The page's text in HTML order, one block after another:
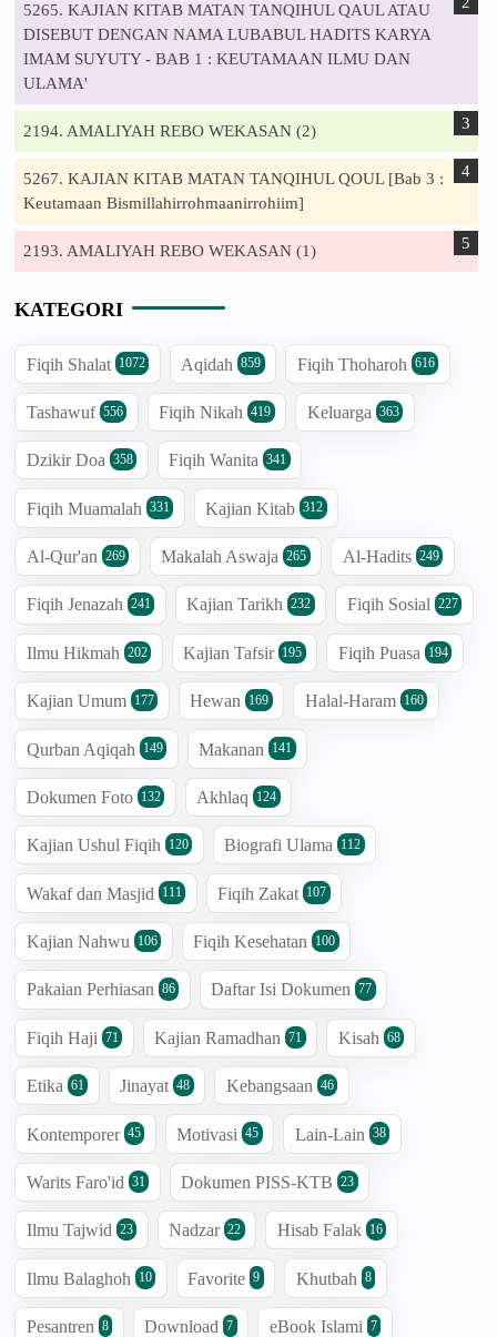
5265. KAJIAN KITAB MATAN TANQIHUL QAUL ATAU
DISEBUT DENGAN NAMA LUBABUL HADITS KARYA
IMAM SUYUTY - BAB 1 : KEUTAMAAN ILMU DAN
ULAMA'
2194. AMALIYAH REBO WEKASAN (2)
5267. KAJIAN KITAB MATAN TANQIHUL QOUL [Bab 3 :
Keutamaan Bismillahirrohmaanirrohiim]
2193. AMALIYAH REBO WEKASAN (1)
KATEGORI
Fiqih Shalat 1072 Aqidah 859 Fiqih Thoharoh 616
Tashawuf 556 Fiqih Nikah 419 Keluarga 363
Dzikir Doa 358 Fiqih Wanita 341
Fiqih Muamalah 331 Kajian Kitab 312
Al-Qur'an 269 Makalah Aswaja 265 Al-Hadits 249
Fiqih Jenazah 241 Kajian Tarikh 232 Fiqih Sosial 227
Ilmu Hikmah 202 Kajian Tafsir 195 Fiqih Puasa 194
Kajian Umum 177 Hewan 169 Halal-Haram 160
Qurban Aqiqah 149 Makanan 141
Dokumen Foto 132 Akhlaq 124
Kajian Ushul Fiqih 120 Biografi Ulama 112
Wakaf dan Masjid 111 Fiqih Zakat 107
Kajian Nahwu 106 Fiqih Kesehatan 100
Pakaian Perhiasan 86 Daftar Isi Dokumen 77
Fiqih Haji 71 Kajian Ramadhan 71 Kisah 68
Etika 61 Jinayat 48 Kebangsaan 46
Kontemporer 45 Motivasi 45 Lain-Lain 38
Warits Faro'id 31 Dokumen PISS-KTB 23
Ilmu Tajwid 23 Nadzar 22 Hisab Falak 16
Ilmu Balaghoh 10 Favorite 9 Khutbah 8
Pesantren 8 Download 7 eBook Islami 7